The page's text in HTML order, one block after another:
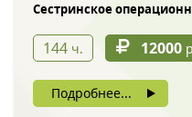
Сестринское
144 ч. 12000
Подробнее...